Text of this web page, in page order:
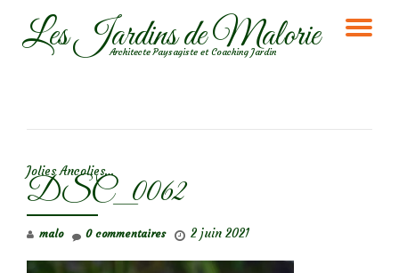
AllerLes Jardins de Malorie
Architecte Paysagiste et Coaching Jardin
Jolies Ancolies…
DSC_0062
malo 2 juin 2021
0 commentaires